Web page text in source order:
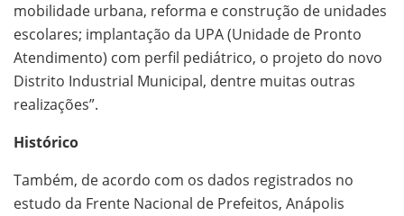
mobilidade urbana, reforma e construção de unidades
escolares; implantação da UPA (Unidade de Pronto
Atendimento) com perfil pediátrico, o projeto do novo
Distrito Industrial Municipal, dentre muitas outras
realizações”.
Histórico
Também, de acordo com os dados registrados no
estudo da Frente Nacional de Prefeitos, Anápolis